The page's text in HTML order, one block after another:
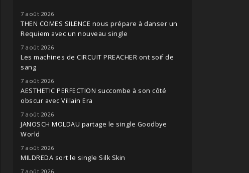
7 août 2026
THEN COMES SILENCE nous prépare à danser un
Requiem avec un nouveau single
7 août 2026
Les machines de CIRCUIT PREACHER ont soif de
sang
7 août 2026
AESTHETIC PERFECTION succombe à son côté
obscur avec Villain Era
7 août 2026
JANOSCH MOLDAU partage le single Goodbye
World
7 août 2026
MILDREDA sort le single Silk Skin
7 août 2026